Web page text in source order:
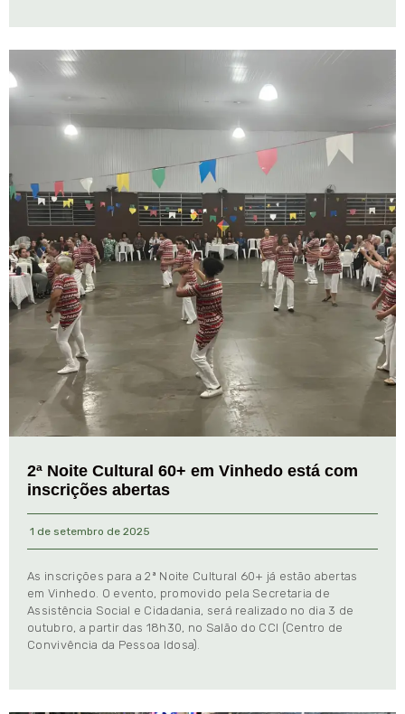
2ª Noite Cultural 60+ em Vinhedo está com
inscrições abertas
1 de setembro de 2025
As inscrições para a 2ª Noite Cultural 60+ já estão abertas
em Vinhedo. O evento, promovido pela Secretaria de
Assistência Social e Cidadania, será realizado no dia 3 de
outubro, a partir das 18h30, no Salão do CCI (Centro de
Convivência da Pessoa Idosa).